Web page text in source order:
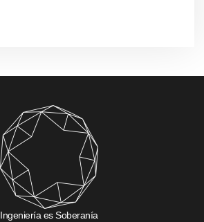
Ingeniería es Soberanía